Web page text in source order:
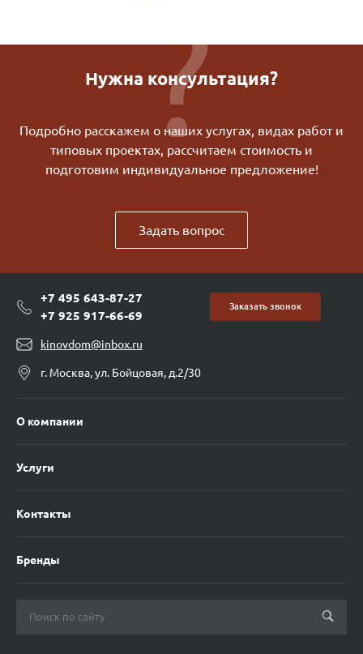
Нужна консультация?
Подробно расскажем о наших услугах, видах работ и
типовых проектах, рассчитаем стоимость и
подготовим индивидуальное предложение!
Задать вопрос
+7 495 643-87-27
+7 925 917-66-69
Заказать звонок
kinovdom@inbox.ru
г. Москва, ул. Бойцовая, д.2/30
О компании
Услуги
Контакты
Бренды